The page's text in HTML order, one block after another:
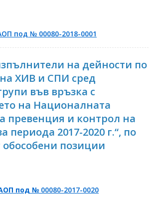
под № 00080-2018-0001
на дейности по
ХИВ и СПИ сред
във връзка с
на Националната
превенция и контрол на
периода 2017-2020 г.“, по
обособени позиции
под № 00080-2017-0020